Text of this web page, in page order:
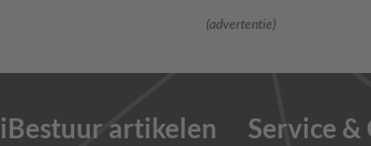
(advertentie)
iBestuur artikelen Service &